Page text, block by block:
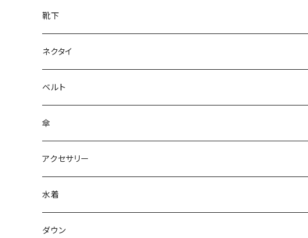
靴下
ネクタイ
ベルト
傘
アクセサリー
水着
～44/S
ダウン